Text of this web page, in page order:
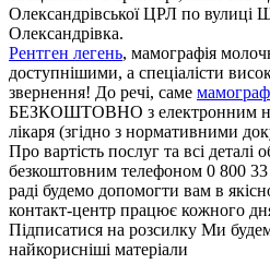
Олександрівської ЦРЛ по вулиці
Олександрівка.
Рентген легень, мамографія
доступнішими, а спеціалісти
звернення! До речі, саме
БЕЗКОШТОВНО з електронним
лікаря (згідно з нормативними
Про вартість послуг та всі деталі
безкоштовним телефоном 0 800
раді будемо допомогти вам в
контакт-центр працює кожного
Підписатися на розсилку Ми
найкорисніші матеріали